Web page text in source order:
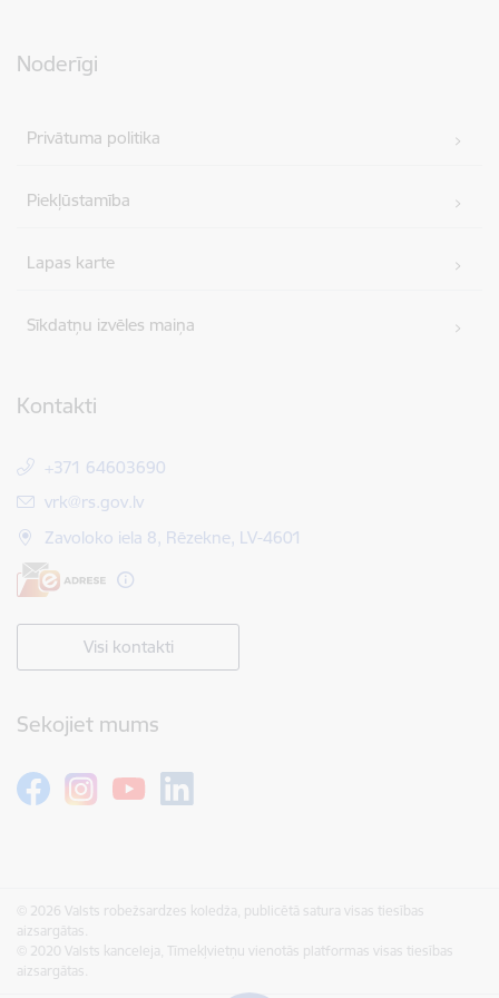
Noderīgi
Privātuma politika
Piekļūstamība
Lapas karte
Sīkdatņu izvēles maiņa
Kontakti
+371 64603690
E-pasts:
vrk@rs.gov.lv
Zavoloko iela 8, Rēzekne, LV-4601
Visi kontakti
Sekojiet mums
© 2026 Valsts robežsardzes koledža, publicētā satura visas tiesības
aizsargātas.
© 2020 Valsts kanceleja, Tīmekļvietņu vienotās platformas visas tiesības
aizsargātas.